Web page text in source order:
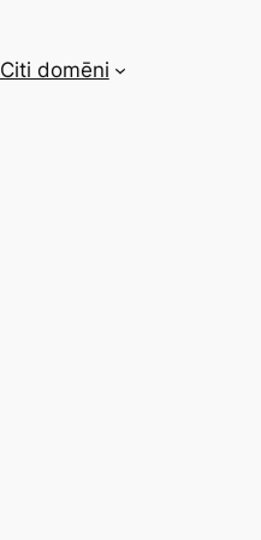
Citi domēni